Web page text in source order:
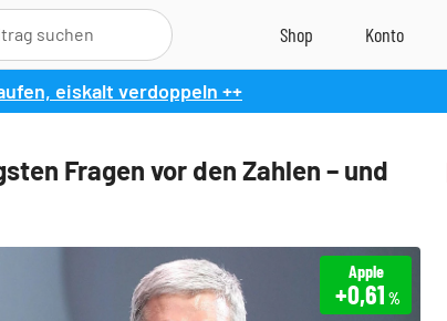
eiskalt verdoppeln ++
Fragen vor den Zahlen – und
Apple
+0,61 %